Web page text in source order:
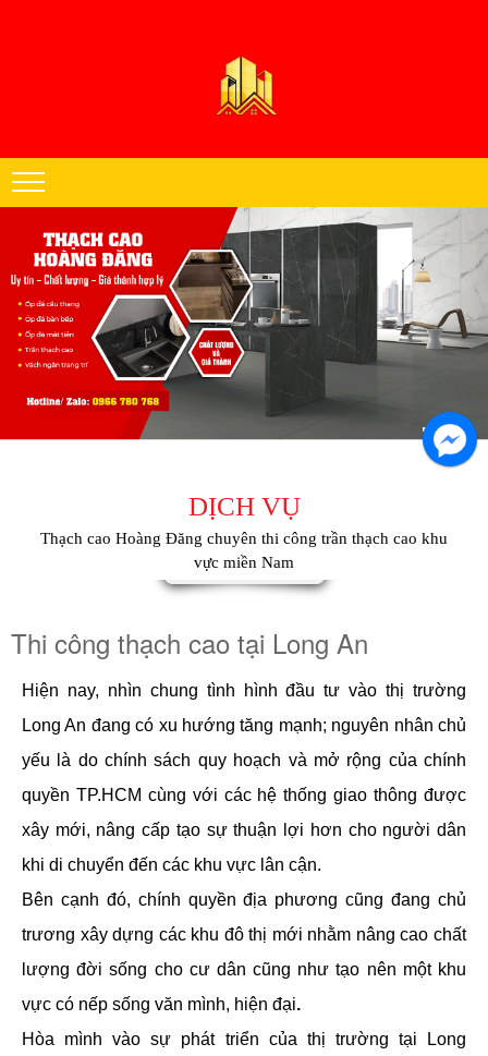
Nam
DỊCH VỤ
Thạch cao Hoàng Đăng chuyên thi công trần thạch cao khu
vực miền Nam
Thi công thạch cao tại Long An
Hiện nay, nhìn chung tình hình đầu tư vào thị trường
Long An đang có xu hướng tăng mạnh; nguyên nhân chủ
yếu là do chính sách quy hoạch và mở rộng của chính
quyền TP.HCM cùng với các hệ thống giao thông được
xây mới, nâng cấp tạo sự thuận lợi hơn cho người dân
khi di chuyển đến các khu vực lân cận.
Bên cạnh đó, chính quyền địa phương cũng đang chủ
trương xây dựng các khu đô thị mới nhằm nâng cao chất
lượng đời sống cho cư dân cũng như tạo nên một khu
vực có nếp sống văn mình, hiện đại.
Hòa mình vào sự phát triển của thị trường tại Long